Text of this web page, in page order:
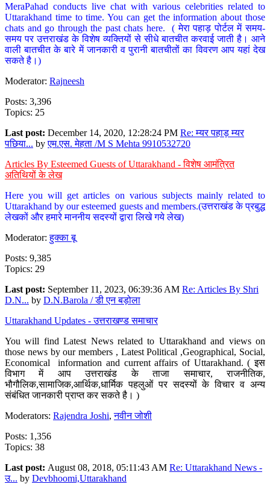
MeraPahad conducts live chat with various celebrities related to
Uttarakhand time to time. You can get the information about those
chats and go through the past chats here. ( मेरा पहाड़ पोर्टल में समय-
समय पर उत्तराखंड के विशेष व्यक्तियों से सीधे बातचीत करवाई जाती है। आने
वाली बातचीत के बारे में जानकारी व पुरानी बातचीतों का विवरण आप यहां देख
सकते है।)
Moderator: Rajneesh
Posts: 3,396
Topics: 25
Last post: December 14, 2020, 12:28:24 PM Re: म्यर पहाड़ म्यर
पछिया... byएम.एस. मेहता /M S Mehta 9910532720
Articles By Esteemed Guests of Uttarakhand - विशेष आमंत्रित
अतिथियों के लेख
Here you will get articles on various subjects mainly related to
Uttarakhand by our esteemed guests and members.(उत्तराखंड के प्रबुद्ध
लेखकों और हमारे माननीय सदस्यों द्वारा लिखे गये लेख)
Moderator:हुक्का बू
Posts: 9,385
Topics: 29
Last post: September 11, 2023, 06:39:36 AM Re: Articles By Shri
D.N... by D.N.Barola / डी एन बड़ोला
Uttarakhand Updates - उत्तराखण्ड समाचार
You will find Latest News related to Uttarakhand and views on
those news by our members , Latest Political ,Geographical, Social,
Economical information and current affairs of Uttarakhand. ( इस
विभाग में आप उत्तराखंड के ताजा समाचार, राजनीतिक,
भौगौलिक,सामाजिक,आर्थिक,धार्मिक पहलुओं पर सदस्यों के विचार व अन्य
संबंधित जानकारी प्राप्त कर सकते है। )
Moderators: Rajendra Joshi,नवीन जोशी
Posts: 1,356
Topics: 38
Last post: August 08, 2018, 05:11:43 AM Re: Uttarakhand News -
उ... by Devbhoomi,Uttarakhand